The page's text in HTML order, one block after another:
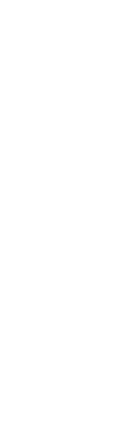
יוקרה עצמאי
כיאה וכראוי